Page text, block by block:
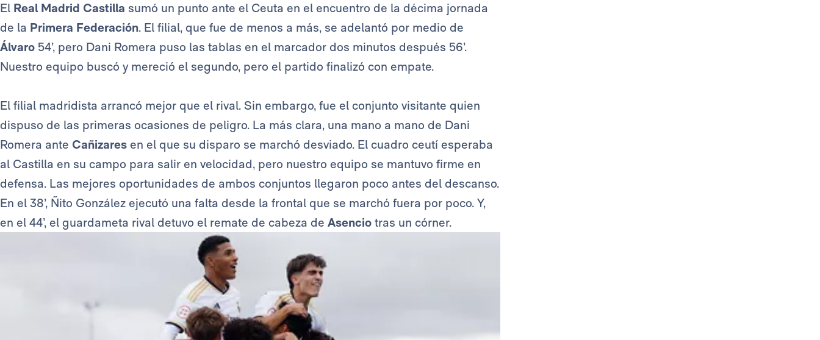
El Real Madrid Castilla sumó un punto ante el Ceuta en el encuentro de la décima jornada
de la Primera Federación. El filial, que fue de menos a más, se adelantó por medio de
Álvaro 54’, pero Dani Romera puso las tablas en el marcador dos minutos después 56’.
Nuestro equipo buscó y mereció el segundo, pero el partido finalizó con empate.
El filial madridista arrancó mejor que el rival. Sin embargo, fue el conjunto visitante quien
dispuso de las primeras ocasiones de peligro. La más clara, una mano a mano de Dani
Romera ante Cañizares en el que su disparo se marchó desviado. El cuadro ceutí esperaba
al Castilla en su campo para salir en velocidad, pero nuestro equipo se mantuvo firme en
defensa. Las mejores oportunidades de ambos conjuntos llegaron poco antes del descanso.
En el 38’, Ñito González ejecutó una falta desde la frontal que se marchó fuera por poco. Y,
en el 44’, el guardameta rival detuvo el remate de cabeza de Asencio tras un córner.